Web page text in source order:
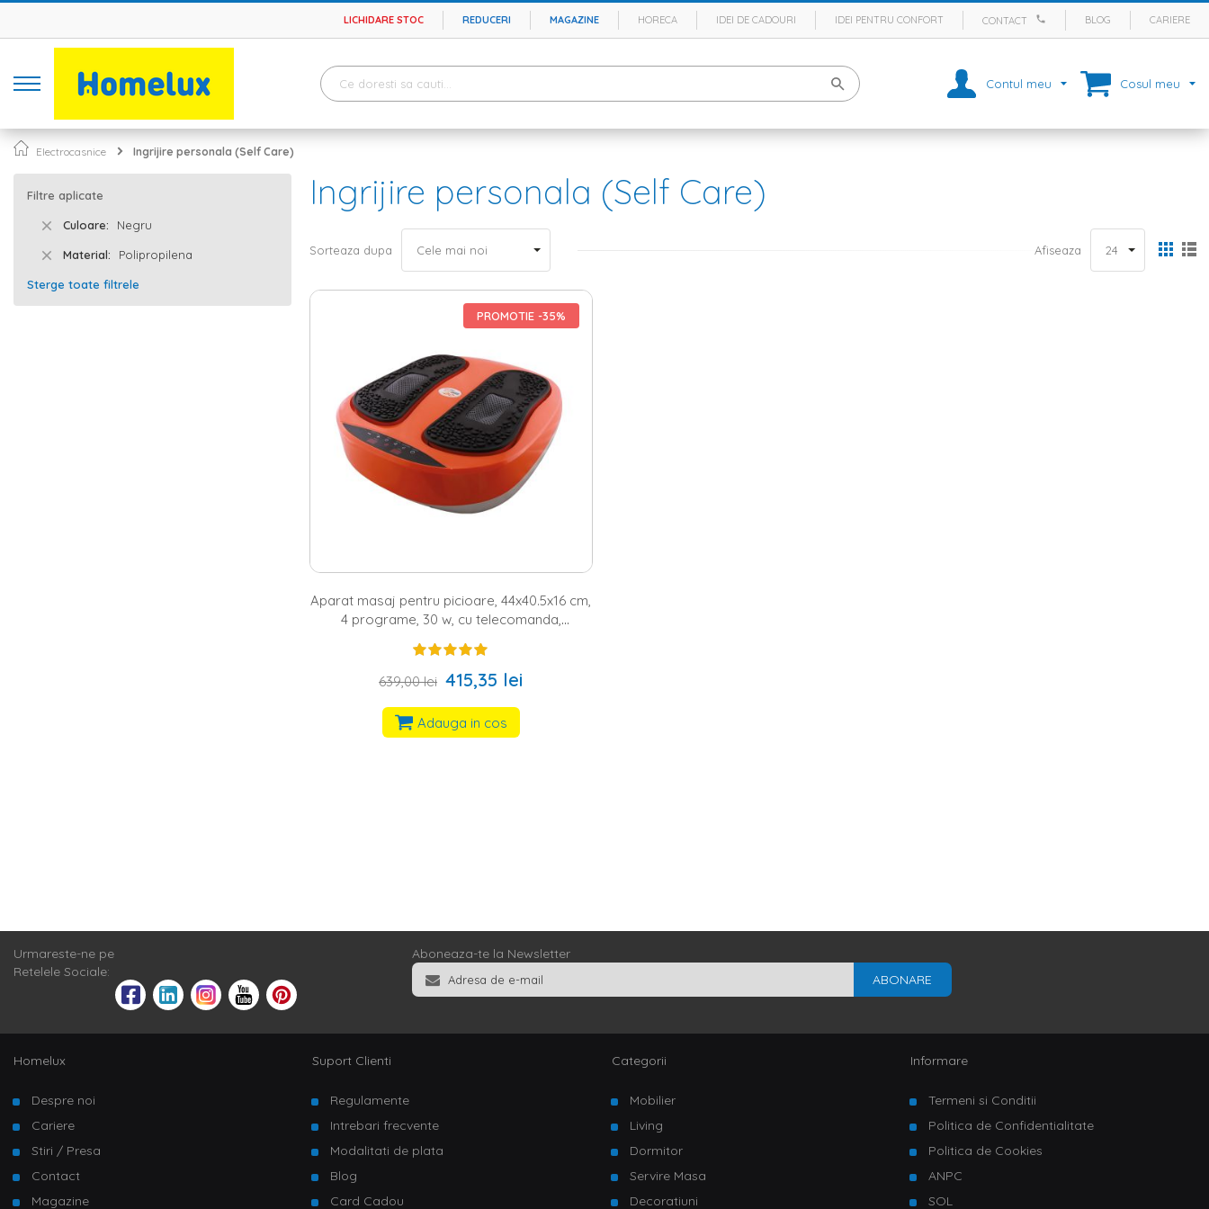
LICHIDARE STOC REDUCERI MAGAZINE HORECA IDEI DE CADOURI IDEI PENTRU CONFORT CONTACT BLOG CARIERE
Contul meu Cosul meu
Electrocasnice Ingrijire personala (Self Care)
Ingrijire personala (Self Care)
Sorteaza dupa Afiseaza
PROMOTIE -35%
Aparat masaj pentru picioare, 44x40.5x16 cm,
4 programe, 30 w, cu telecomanda,
639,00 lei 415,35 lei
Adauga in cos
Filtre aplicate
Culoare Negru
Material Polipropilena
Sterge toate filtrele
Urmareste-ne pe
Retelele Sociale:
Aboneaza-te la Newsletter
ABONARE
Homelux
Despre noi
Cariere
Stiri / Presa
Contact
Magazine
Suport Clienti
Regulamente
Intrebari frecvente
Modalitati de plata
Blog
Card Cadou
Categorii
Mobilier
Living
Dormitor
Servire Masa
Decoratiuni
Informare
Termeni si Conditii
Politica de Confidentialitate
Politica de Cookies
ANPC
SOL